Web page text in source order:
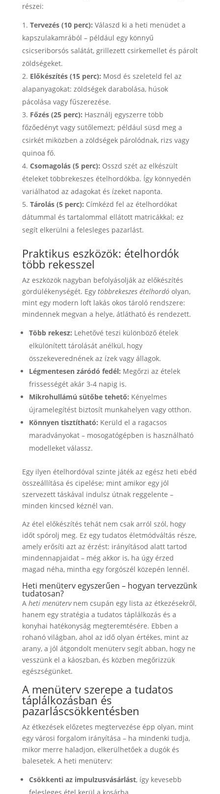
részei:
Tervezés (10 perc): Válaszd ki a heti menüdet a
kapszulakamrából – például egy könnyű
csicseriborsós salátát, grillezett csirkemellet és párolt
zöldségeket.
Előkészítés (15 perc): Mosd és szeleteld fel az
alapanyagokat: zöldségek darabolása, húsok
pácolása vagy fűszerezése.
Főzés (25 perc): Használj egyszerre több
főzőedényt vagy sütőlemezt; például süsd meg a
csirkét miközben a zöldségek párolódnak, rizs vagy
quinoa fő.
Csomagolás (5 perc): Osszd szét az elkészült
ételeket többrekeszes ételhordókba. Így könnyedén
variálhatod az adagokat és ízeket naponta.
Tárolás (5 perc): Címkézd fel az ételhordókat
dátummal és tartalommal ellátott matricákkal; ez
segít elkerülni a felesleges pazarlást.
Praktikus eszközök: ételhordók
több rekesszel
Az eszközök nagyban befolyásolják az előkészítés
gördülékenységét. Egy többrekeszes ételhordóolyan,
mint egy modern loft lakás okos tároló rendszere:
mindennek megvan a helye, átlátható és rendezett.
Több rekesz: Lehetővé teszi különböző ételek
elkülönített tárolását anélkül, hogy
összekeverednének az ízek vagy állagok.
Légmentesen záródó fedél: Megőrzi az ételek
frissességét akár 3-4 napig is.
Mikrohullámú sütőbe tehető: Kényelmes
újramelegítést biztosít munkahelyen vagy otthon.
Könnyen tisztítható: Kerüld el a ragacsos
maradványokat – mosogatógépben is használható
modelleket válassz.
Egy ilyen ételhordóval szinte játék az egész heti ebéd
összeállítása és cipelése; mint amikor egy jól
szervezett táskával indulsz útnak reggelente –
minden kincsed kéznél van.
Az étel előkészítés tehát nem csak arról szól, hogy
időt spórolj meg. Ez egy tudatos életmódváltás része,
amely erősíti azt az érzést: irányításod alatt tartod
mindennapjaidat – még akkor is, ha úgy érzed
magad néha, mintha egy forgószél közepén lennél.
Heti menüterv egyszerűen – hogyan tervezzünk
tudatosan?
A heti menütervnem csupán egy lista az étkezésekről,
hanem egy stratégia a tudatos táplálkozás és a
konyhai hatékonyság megteremtésére. Ebben a
rohanó világban, ahol az idő olyan értékes, mint az
arany, a jól átgondolt menüterv segít abban, hogy ne
vesszünk el a káoszban, és közben megőrizzük
egészségünket.
A menüterv szerepe a tudatos
táplálkozásban és
pazarláscsökkentésben
Az étkezések előzetes megtervezése épp olyan, mint
egy városi forgalom irányítása – ha mindenki tudja,
mikor merre haladjon, elkerülhetőek a dugók és
balesetek. A heti menüterv:
Csökkenti az impulzusvásárlást, így kevesebb